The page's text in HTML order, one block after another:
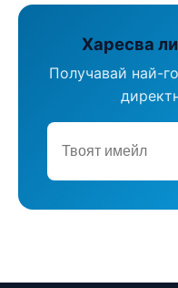
Харесва
Получавай най-